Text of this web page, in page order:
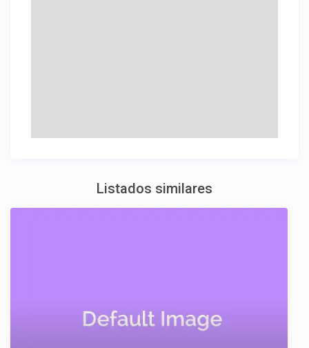
Listados similares